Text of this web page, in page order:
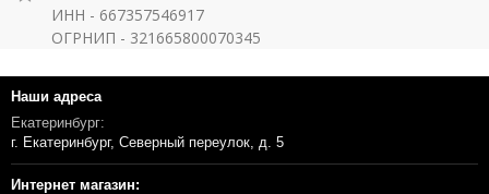
ИНН - 667357546917
ОГРНИП - 321665800070345
Наши адреса
Екатеринбург:
г. Екатеринбург, Северный переулок, д. 5
Интернет магазин: